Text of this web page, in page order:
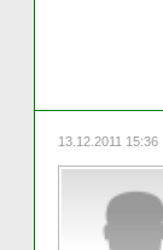
13.12.2011 15:36